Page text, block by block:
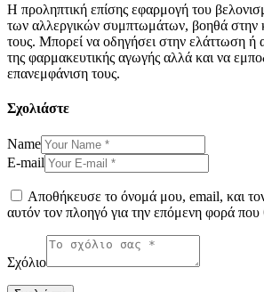
Η προληπτική επίσης εφαρμογή του
των αλλεργικών συμπτωμάτων, βοηθά στην
τους. Μπορεί να οδηγήσει στην ελάττωση ή
της φαρμακευτικής αγωγής αλλά και να
επανεμφάνιση τους.
Σχολιάστε
Name
E-mail
Αποθήκευσε το όνομά μου, email, και
αυτόν τον πλοηγό για την επόμενη φορά
Σχόλιο